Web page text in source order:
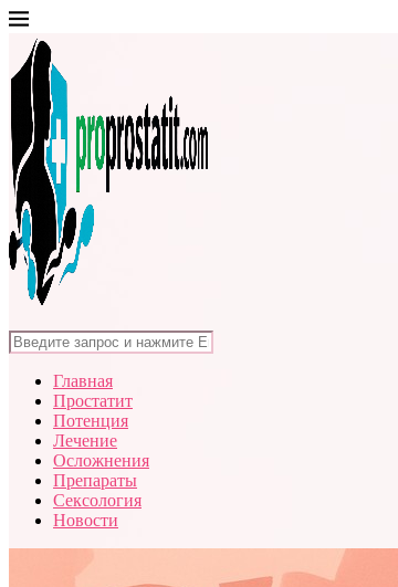
Главная
Простатит
Потенция
Лечение
Осложнения
Препараты
Сексология
Новости